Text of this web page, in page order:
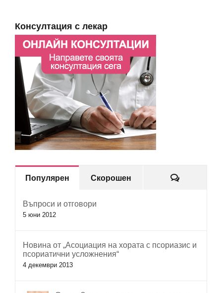
Консултация с лекар
Популярен Скорошен Коментари
Въпроси и отговори
5 юни 2012
Новина от „Асоциация на хората с псориазис и
псориатични усложнения“
4 декември 2013